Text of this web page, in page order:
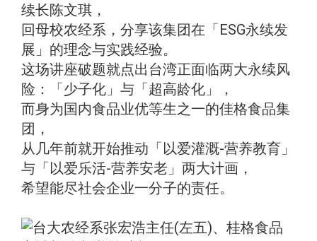
续长陈文琪，
回母校农经系，分享该集团在「ESG永续发
展」的理念与实践经验。
这场讲座破题就点出台湾正面临两大永续风
险：「少子化」与「超高龄化」，
而身为国内食品业优等生之一的佳格食品集
团，
从几年前就开始推动「以爱灌溉-营养教育」
与「以爱乐活-营养安老」两大计画，
希望能尽社会企业一分子的责任。